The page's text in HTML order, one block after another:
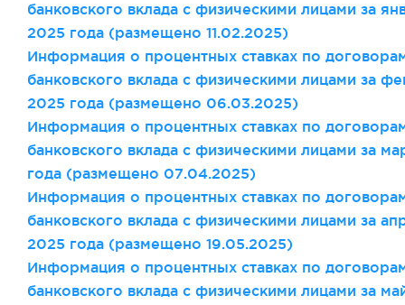
банковского вклада с физическими лицами за
2025 года (размещено 11.02.2025)
Информация о процентных ставках по
банковского вклада с физическими лицами за
2025 года (размещено 06.03.2025)
Информация о процентных ставках по
банковского вклада с физическими лицами за
года (размещено 07.04.2025)
Информация о процентных ставках по
банковского вклада с физическими лицами за
2025 года (размещено 19.05.2025)
Информация о процентных ставках по
банковского вклада с физическими лицами за